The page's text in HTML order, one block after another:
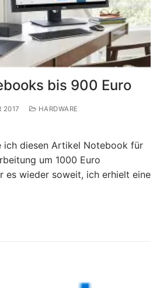
bis 900 Euro
2017
HARDWARE
ich diesen Artikel Notebook für
um 1000 Euro
es wieder soweit, ich erhielt eine